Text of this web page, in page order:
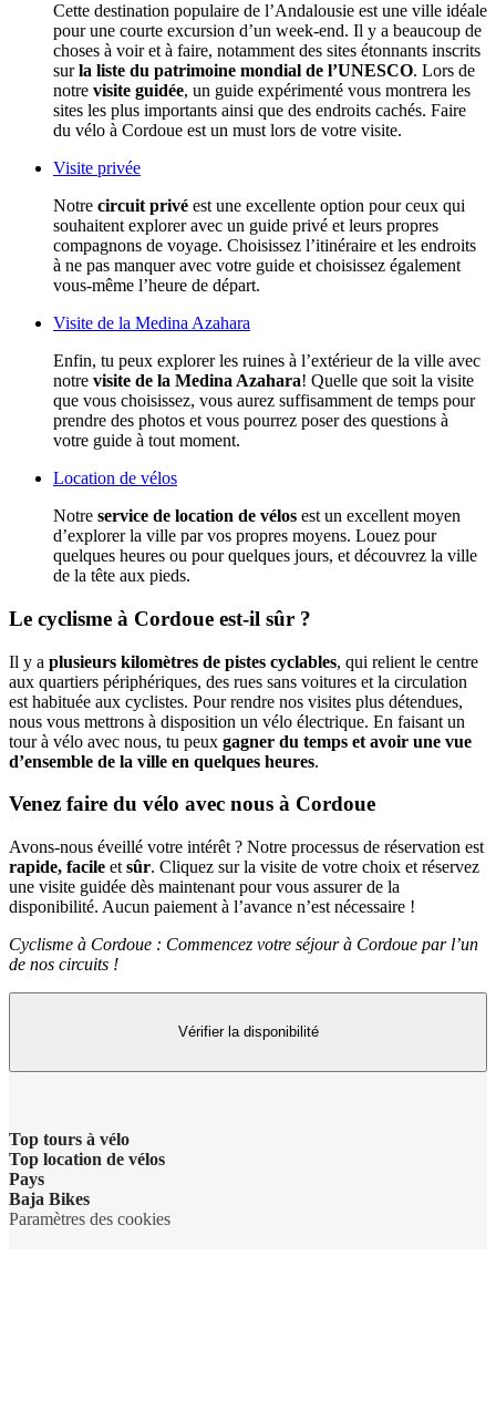
Cette destination populaire de l’Andalousie est une ville idéale
pour une courte excursion d’un week-end. Il y a beaucoup de
choses à voir et à faire, notamment des sites étonnants inscrits
surla liste du patrimoine mondial de l’UNESCO. Lors de
notre visite guidée, un guide expérimenté vous montrera les
sites les plus importants ainsi que des endroits cachés. Faire
du vélo à Cordoue est un must lors de votre visite.
Visite privée
Notre circuit privé est une excellente option pour ceux qui
souhaitent explorer avec un guide privé et leurs propres
compagnons de voyage. Choisissez l’itinéraire et les endroits
à ne pas manquer avec votre guide et choisissez également
vous-même l’heure de départ.
Visite de la Medina Azahara
Enfin, tu peux explorer les ruines à l’extérieur de la ville avec
notre visite de la Medina Azahara! Quelle que soit la visite
que vous choisissez, vous aurez suffisamment de temps pour
prendre des photos et vous pourrez poser des questions à
votre guide à tout moment.
Location de vélos
Notre service de location de vélos est un excellent moyen
d’explorer la ville par vos propres moyens. Louez pour
quelques heures ou pour quelques jours, et découvrez la ville
de la tête aux pieds.
Le cyclisme à Cordoue est-il sûr ?
Il y a plusieurs kilomètres de pistes cyclables, qui relient le centre
aux quartiers périphériques, des rues sans voitures et la circulation
est habituée aux cyclistes. Pour rendre nos visites plus détendues,
nous vous mettrons à disposition un vélo électrique. En faisant un
tour à vélo avec nous, tu peux gagner du temps et avoir une vue
d’ensemble de la ville en quelques heures.
Venez faire du vélo avec nous à Cordoue
Avons-nous éveillé votre intérêt ? Notre processus de réservation est
rapide, facile et sûr. Cliquez sur la visite de votre choix et réservez
une visite guidée dès maintenant pour vous assurer de la
disponibilité. Aucun paiement à l’avance n’est nécessaire !
Cyclisme à Cordoue : Commencez votre séjour à Cordoue par l’un
de nos circuits !
Vérifier la disponibilité
Top tours à vélo
Top location de vélos
Pays
Baja Bikes
Paramètres des cookies